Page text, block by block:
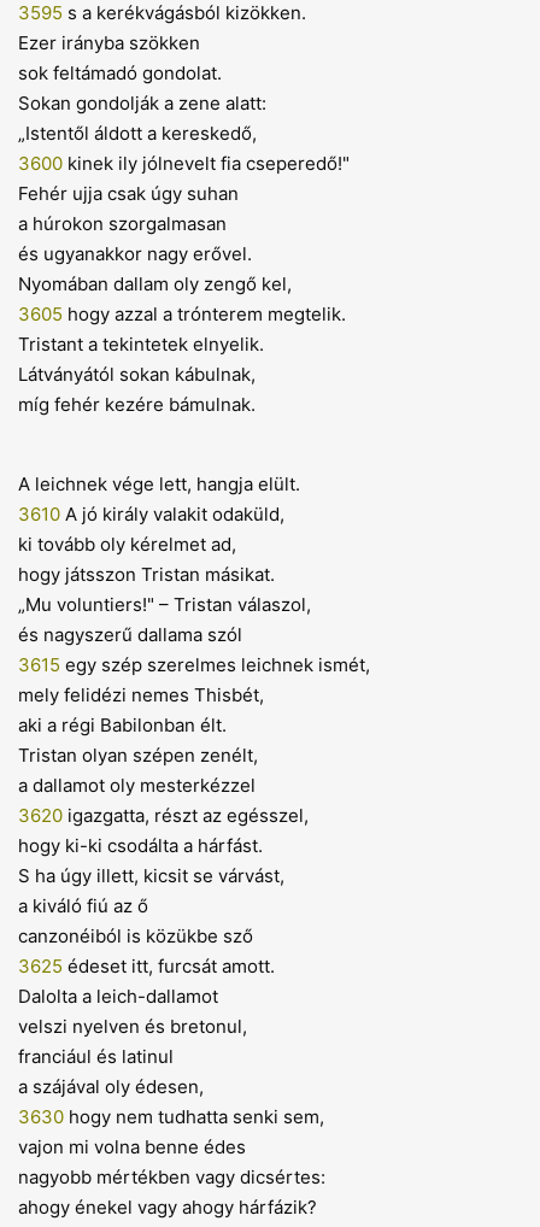
3595 s a kerékvágásból kizökken.
Ezer irányba szökken
sok feltámadó gondolat.
Sokan gondolják a zene alatt:
„Istentől áldott a kereskedő,
3600 kinek ily jólnevelt fia cseperedő!"
Fehér ujja csak úgy suhan
a húrokon szorgalmasan
és ugyanakkor nagy erővel.
Nyomában dallam oly zengő kel,
3605 hogy azzal a trónterem megtelik.
Tristant a tekintetek elnyelik.
Látványától sokan kábulnak,
míg fehér kezére bámulnak.
A leichnek vége lett, hangja elült.
3610 A jó király valakit odaküld,
ki tovább oly kérelmet ad,
hogy játsszon Tristan másikat.
„Mu voluntiers!" – Tristan válaszol,
és nagyszerű dallama szól
3615 egy szép szerelmes leichnek ismét,
mely felidézi nemes Thisbét,
aki a régi Babilonban élt.
Tristan olyan szépen zenélt,
a dallamot oly mesterkézzel
3620 igazgatta, részt az egésszel,
hogy ki-ki csodálta a hárfást.
S ha úgy illett, kicsit se várvást,
a kiváló fiú az ő
canzonéiból is közükbe sző
3625 édeset itt, furcsát amott.
Dalolta a leich-dallamot
velszi nyelven és bretonul,
franciául és latinul
a szájával oly édesen,
3630 hogy nem tudhatta senki sem,
vajon mi volna benne édes
nagyobb mértékben vagy dicsértes:
ahogy énekel vagy ahogy hárfázik?